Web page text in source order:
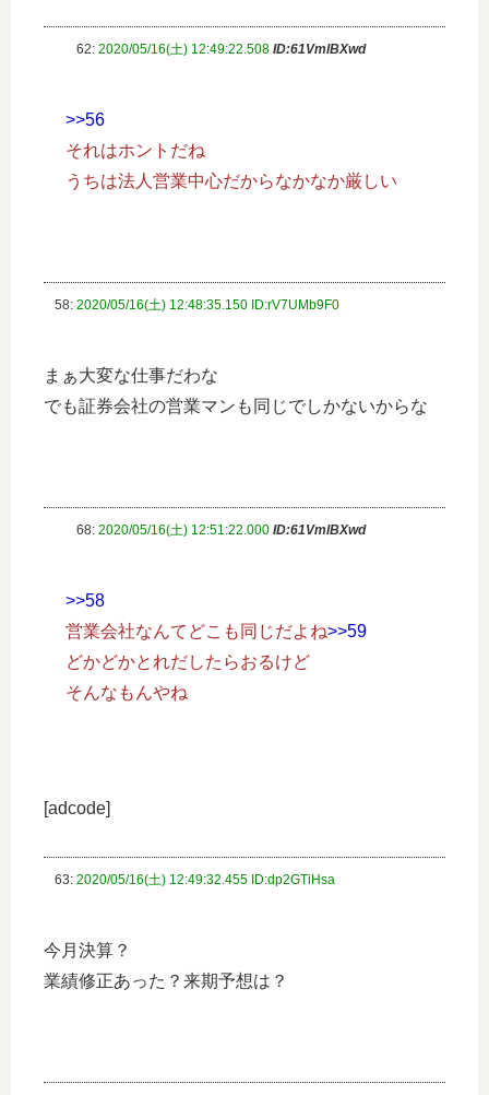
62: 2020/05/16(土) 12:49:22.508 ID:61VmlBXwd
>>56
それはホントだね
うちは法人営業中心だからなかなか厳しい
58: 2020/05/16(土) 12:48:35.150 ID:rV7UMb9F0
まぁ大変な仕事だわな
でも証券会社の営業マンも同じでしかないからな
68: 2020/05/16(土) 12:51:22.000 ID:61VmlBXwd
>>58
営業会社なんてどこも同じだよね>>59
どかどかとれだしたらおるけど
そんなもんやね
[adcode]
63: 2020/05/16(土) 12:49:32.455 ID:dp2GTiHsa
今月決算？
業績修正あった？来期予想は？